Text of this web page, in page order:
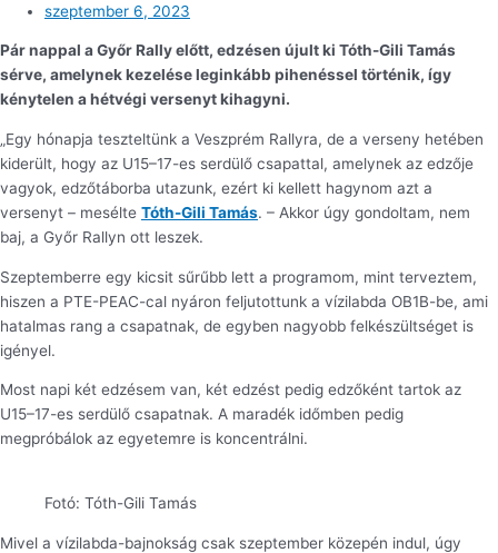
szeptember 6, 2023
Pár nappal a Győr Rally előtt, edzésen újult ki Tóth-Gili Tamás
sérve, amelynek kezelése leginkább pihenéssel történik, így
kénytelen a hétvégi versenyt kihagyni.
„Egy hónapja teszteltünk a Veszprém Rallyra, de a verseny hetében
kiderült, hogy az U15–17-es serdülő csapattal, amelynek az edzője
vagyok, edzőtáborba utazunk, ezért ki kellett hagynom azt a
versenyt – mesélte Tóth-Gili Tamás. – Akkor úgy gondoltam, nem
baj, a Győr Rallyn ott leszek.
Szeptemberre egy kicsit sűrűbb lett a programom, mint terveztem,
hiszen a PTE-PEAC-cal nyáron feljutottunk a vízilabda OB1B-be, ami
hatalmas rang a csapatnak, de egyben nagyobb felkészültséget is
igényel.
Most napi két edzésem van, két edzést pedig edzőként tartok az
U15–17-es serdülő csapatnak. A maradék időmben pedig
megpróbálok az egyetemre is koncentrálni.
Fotó: Tóth-Gili Tamás
Mivel a vízilabda-bajnokság csak szeptember közepén indul, úgy